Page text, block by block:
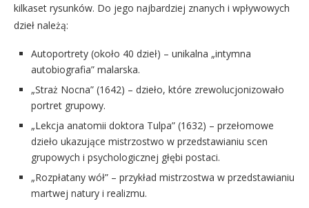
kilkaset rysunków. Do jego najbardziej znanych i wpływowych
dzieł należą:
Autoportrety (około 40 dzieł) – unikalna „intymna
autobiografia” malarska.
„Straż Nocna” (1642) – dzieło, które zrewolucjonizowało
portret grupowy.
„Lekcja anatomii doktora Tulpa” (1632) – przełomowe
dzieło ukazujące mistrzostwo w przedstawianiu scen
grupowych i psychologicznej głębi postaci.
„Rozpłatany wół” – przykład mistrzostwa w przedstawianiu
martwej natury i realizmu.